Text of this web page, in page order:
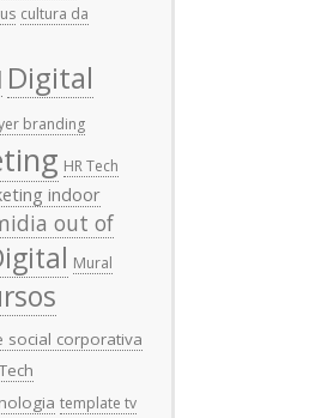
cultura da
Digital
branding
HR Tech
indoor
out of
Mural
social corporativa
template tv